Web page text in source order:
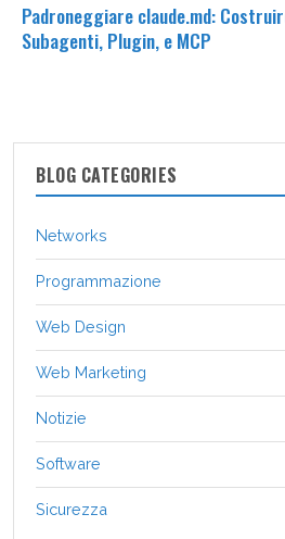
Padroneggiare claude.md:
Subagenti, Plugin, e MCP
BLOG CATEGORIES
Networks
Programmazione
Web Design
Web Marketing
Notizie
Software
Sicurezza